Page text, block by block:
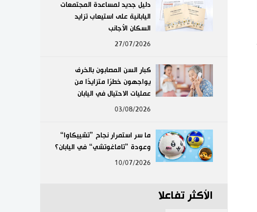
طوكيو
دليل جديد لمساعدة المجتمعات
اليابانية على استيعاب تزايد
السكان الأجانب
27/07/2026
كبار السن المصابون بالخرف
يواجهون خطرًا متزايدًا من
عمليات الاحتيال في اليابان
03/08/2026
ما سر استمرار نجاح ”تشييكاوا“
وعودة ”تاماغوتشي“ في اليابان؟
10/07/2026
الأكثر تفاعلا